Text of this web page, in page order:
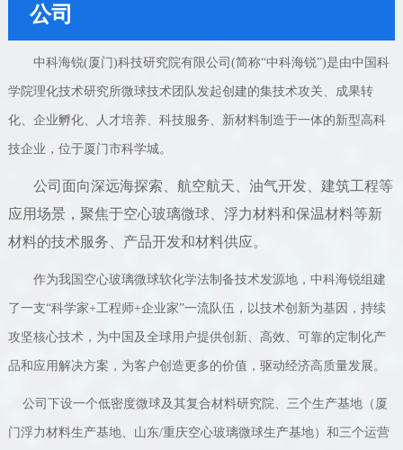
公司
中科海锐(厦门)科技研究院有限公司(简称“中科海锐”)是由中国科
学院理化技术研究所微球技术团队发起创建的集技术攻关、成果转
化、企业孵化、人才培养、科技服务、新材料制造于一体的新型高科
技企业，位于厦门市科学城。
公司面向深远海探索、航空航天、油气开发、建筑工程等
应用场景，聚焦于空心玻璃微球、浮力材料和保温材料等新
材料的技术服务、产品开发和材料供应。
作为我国空心玻璃微球软化学法制备技术发源地，中科海锐组建
了一支“科学家+工程师+企业家”一流队伍，以技术创新为基因，持续
攻坚核心技术，为中国及全球用户提供创新、高效、可靠的定制化产
品和应用解决方案，为客户创造更多的价值，驱动经济高质量发展。
公司下设一个低密度微球及其复合材料研究院、三个生产基地（ 厦
门浮力材料生产基地、山东/重庆空心玻璃微球生产基地）和三个运营